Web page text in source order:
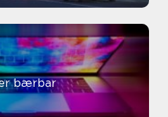
bærbar